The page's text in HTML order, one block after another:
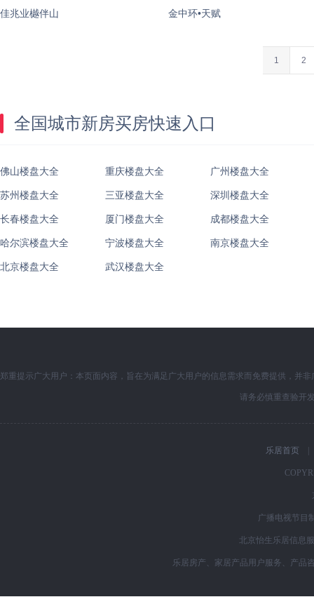
佳兆业樾伴山 金中环•天赋
1 2
全国城市新房买房快速入口
佛山楼盘大全 重庆楼盘大全 广州楼盘大全
苏州楼盘大全 三亚楼盘大全 深圳楼盘大全
长春楼盘大全 厦门楼盘大全 成都楼盘大全
哈尔滨楼盘大全 宁波楼盘大全 南京楼盘大全
北京楼盘大全 武汉楼盘大全
郑重提示广大用户：本页面内容，旨在为满足广大用户的信息需求而免费提供，并
请务必慎重查验开
乐居首页
广播电视节目
北京怡生乐居信息
乐居房产、家居产品用户服务、产品